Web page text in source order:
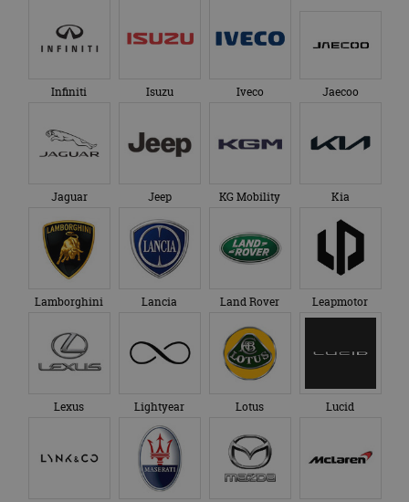
Infiniti Isuzu Iveco Jaecoo
Jaguar Jeep KG Mobility Kia
Lamborghini Lancia Land Rover Leapmotor
Lexus Lightyear Lotus Lucid